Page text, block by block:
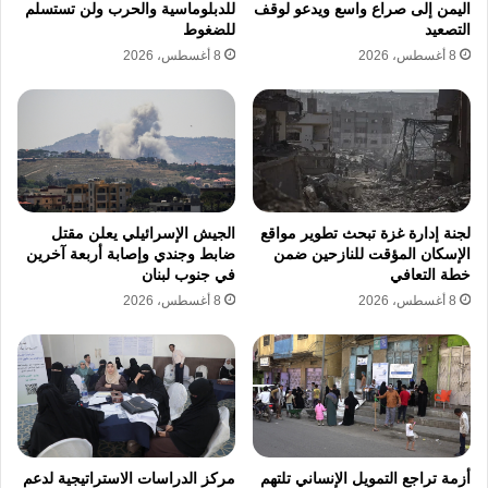
وتعاملها باحترافية عالية مع الحادث، واتخاذها
الإجراءات الاحترازية التي أسهمت في الحفاظ
على أعلى مستويات السلامة والأمان، دون تسجيل
إصابات أو تأثير على مستويات السلامة الإشعاعية.
كما أكدت وزارة الخارجية السعودية، في بيان،
إدانة المملكة للهجوم الذي استهدف محطة براكة
للطاقة النووية، مشددة على تضامن الرياض
الكامل مع الإمارات ودعمها لكل ما تتخذه من
إجراءات للحفاظ على سيادتها وأمنها وسلامة
أراضيها.
وفي السياق ذاته، دان الأمين العام لمجلس
التعاون الخليجي جاسم محمد البديوي، بأشد
اليمن إلى صراع واسع ويدعو لوقف
التصعيد
8 أغسطس، 2026
للدبلوماسية والحرب ولن تستسلم
للضغوط
8 أغسطس، 2026
لجنة إدارة غزة تبحث تطوير مواقع
الإسكان المؤقت للنازحين ضمن
خطة التعافي
8 أغسطس، 2026
الجيش الإسرائيلي يعلن مقتل
ضابط وجندي وإصابة أربعة آخرين
في جنوب لبنان
8 أغسطس، 2026
أزمة تراجع التمويل الإنساني تلتهم
مركز الدراسات الاستراتيجية لدعم